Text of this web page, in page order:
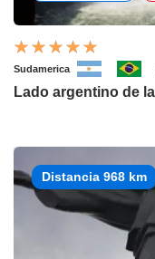
Sudamerica
Lado argentino de
Distancia 968 km